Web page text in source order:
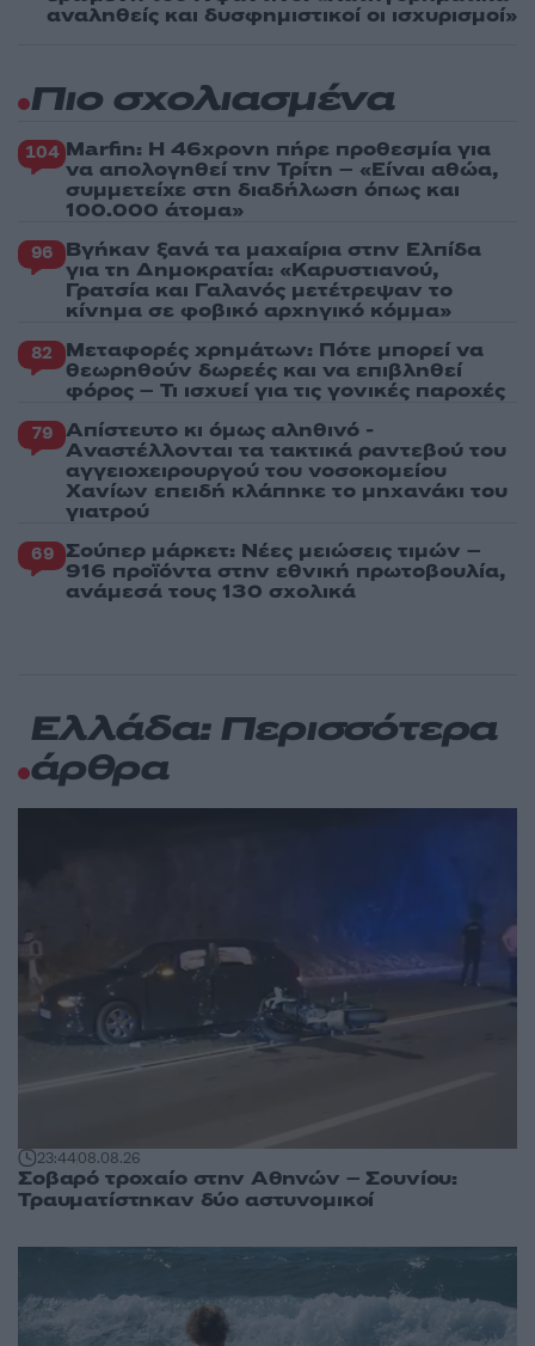
αναληθείς και δυσφημιστικοί οι ισχυρισμοί»
Πιο σχολιασμένα
104 Marfin: Η 46χρονη πήρε προθεσμία για
να απολογηθεί την Τρίτη – «Είναι αθώα,
συμμετείχε στη διαδήλωση όπως και
100.000 άτομα»
96 Βγήκαν ξανά τα μαχαίρια στην Ελπίδα
για τη Δημοκρατία: «Καρυστιανού,
Γρατσία και Γαλανός μετέτρεψαν το
κίνημα σε φοβικό αρχηγικό κόμμα»
82 Μεταφορές χρημάτων: Πότε μπορεί να
θεωρηθούν δωρεές και να επιβληθεί
φόρος – Τι ισχυεί για τις γονικές παροχές
79 Απίστευτο κι όμως αληθινό -
Aναστέλλονται τα τακτικά ραντεβού του
αγγειοχειρουργού του νοσοκομείου
Χανίων επειδή κλάπηκε το μηχανάκι του
γιατρού
69 Σούπερ μάρκετ: Νέες μειώσεις τιμών –
916 προϊόντα στην εθνική πρωτοβουλία,
ανάμεσά τους 130 σχολικά
Ελλάδα: Περισσότερα
άρθρα
23:4408.08.26
Σοβαρό τροχαίο στην Αθηνών – Σουνίου:
Τραυματίστηκαν δύο αστυνομικοί